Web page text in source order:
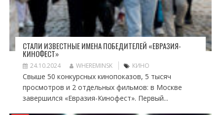
СТАЛИ ИЗВЕСТНЫЕ ИМЕНА ПОБЕДИТЕЛЕЙ «ЕВРАЗИЯ-
КИНОФЕСТ»
24.10.2024 WHEREMINSK КИНО
Свыше 50 конкурсных кинопоказов, 5 тысяч
просмотров и 2 отдельных фильмов: в Москве
завершился «Евразия-Кинофест». Первый...